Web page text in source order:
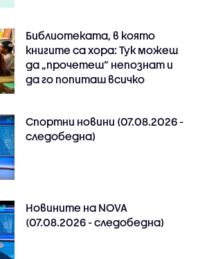
Библиотеката, в която
книгите са хора: Тук можеш
да „прочетеш“ непознат и
да го попиташ всичко
Спортни новини (07.08.2026 -
следобедна)
Новините на NOVA
(07.08.2026 - следобедна)